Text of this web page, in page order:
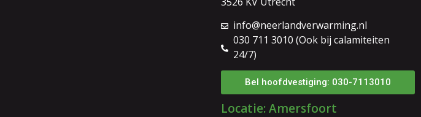
info@neerlandverwarming.nl
030 711 3010 (Ook bij calamiteiten
24/7)
Bel hoofdvestiging: 030-7113010
Locatie: Amersfoort